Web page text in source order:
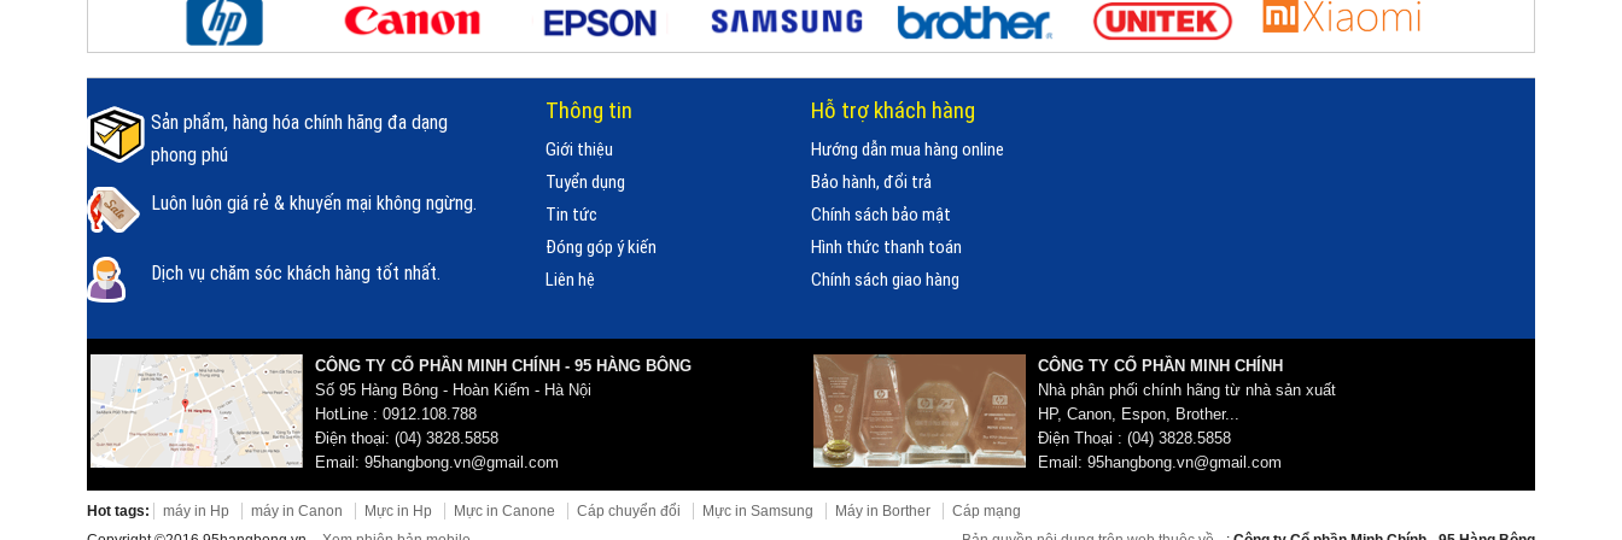
Sản phẩm, hàng hóa chính hãng đa dạng
phong phú
Luôn luôn giá rẻ & khuyến mại không ngừng.
Dịch vụ chăm sóc khách hàng tốt nhất.
Thông tin
Giới thiệu
Tuyển dụng
Tin tức
Đóng góp ý kiến
Liên hệ
Hỗ trợ khách hàng
Hướng dẫn mua hàng online
Bảo hành, đổi trả
Chính sách bảo mật
Hình thức thanh toán
Chính sách giao hàng
CÔNG TY CỔ PHẦN MINH CHÍNH - 95 HÀNG BÔNG
Số 95 Hàng Bông - Hoàn Kiếm - Hà Nội
HotLine : 0912.108.788
Điện thoại: (04) 3828.5858
Email: 95hangbong.vn@gmail.com
CÔNG TY CỔ PHẦN MINH CHÍNH
Nhà phân phối chính hãng từ nhà sản xuất
HP, Canon, Espon, Brother...
Điện Thoại : (04) 3828.5858
Email: 95hangbong.vn@gmail.com
Hot tags: máy in Hp máy in Canon Mực in Hp Mực in Canone Cáp chuyển đổi Mực in Samsung Máy in Borther
Cáp mạng